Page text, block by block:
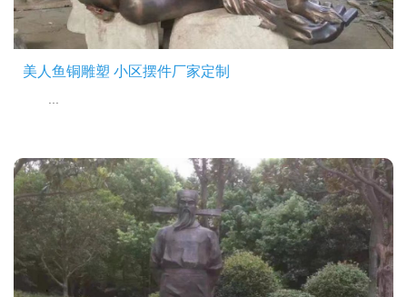
美人鱼铜雕塑 小区摆件厂家定制